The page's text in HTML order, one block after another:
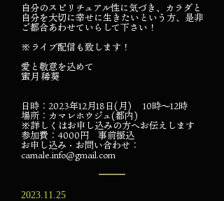
自分のスピリチュアル性に気づき、カラダと
自分を大切に幸せに生きたいという方、是非
ご都合あわせていらして下さい！
※ライブ配信も致します！
愛と敬意を込めて
蜜月 稀葵
日時：2023年12月18日(月) 10時〜12時
場所：カマレホウジュ(都内)
※詳しくはお申し込みの方へお伝えします
参加費：4000円 事前振込
お申し込み・お問い合わせ：
camale.info@gmail.com
​2023.11.25